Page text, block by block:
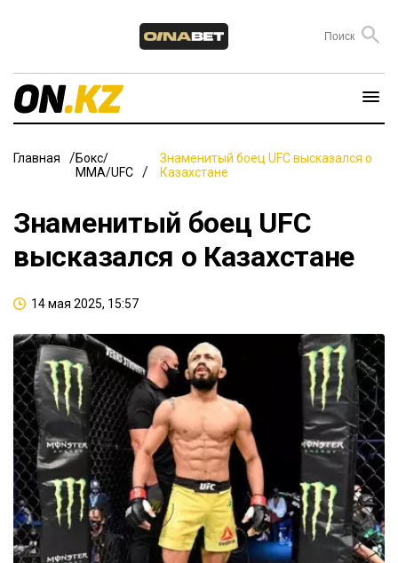
Главная
Бокс/
ММА/UFC
Знаменитый боец UFC высказался о
Казахстане
Знаменитый боец UFC
высказался о Казахстане
14 мая 2025, 15:57